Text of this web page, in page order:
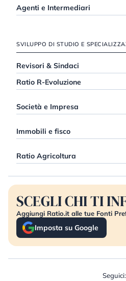
Agenti e Intermediari
SVILUPPO DI STUDIO E
Revisori & Sindaci
Ratio R-Evoluzione
Società e Impresa
Immobili e fisco
Ratio Agricoltura
SCEGLI CHI TI
Aggiungi Ratio.it alle tue Fonti
Imposta su Google
Seguici: